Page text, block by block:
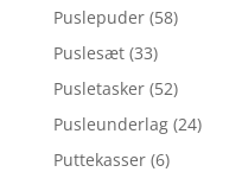
Puslepuder (58)
Puslesæt (33)
Pusletasker (52)
Pusleunderlag (24)
Puttekasser (6)